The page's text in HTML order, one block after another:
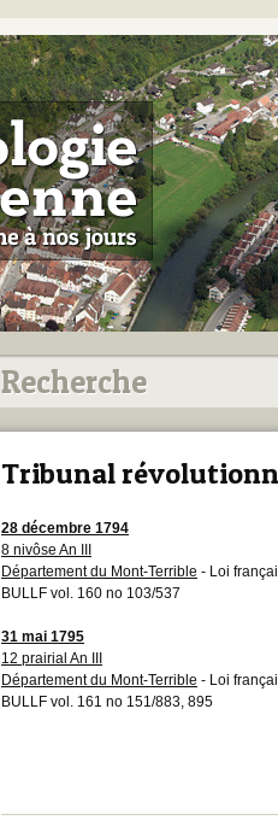
Tribunal
28 décembre 1794
8 nivôse An III
Département du Mont-Terrible - Loi
BULLF vol. 160 no 103/537
31 mai 1795
12 prairial An III
Département du Mont-Terrible - Loi
BULLF vol. 161 no 151/883, 895